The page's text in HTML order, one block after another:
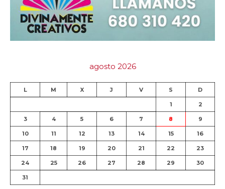
agosto 2026
L M X J V S D
1 2
3 4 5 6 7 8 9
10 11 12 13 14 15 16
17 18 19 20 21 22 23
24 25 26 27 28 29 30
31